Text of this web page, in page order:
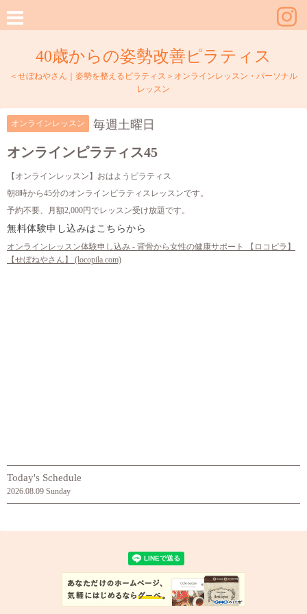
40歳からの姿勢改善ピラティス
＜せぼねやさん｜姿勢を整えるピラティス＞オンラインレッスン・パーソナル
レッスン
オンラインレッスン 毎週土曜日
オンラインピラティス45
【オンラインレッスン】おはようピラティス
朝8時から45分のオンラインピラティスレッスンです。
予約不要、月額2,000円でレッスン受け放題です。
無料体験申し込みはこちらから
オンラインレッスン体験申し込み - 背骨から女性の健康サポート 【ロコピラ】
【せぼねやさん】 (locopila.com)
Today's Schedule
2026.08.09 Sunday